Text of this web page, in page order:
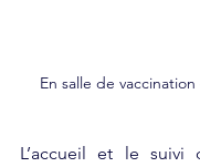
En salle de
L’accueil et le suivi